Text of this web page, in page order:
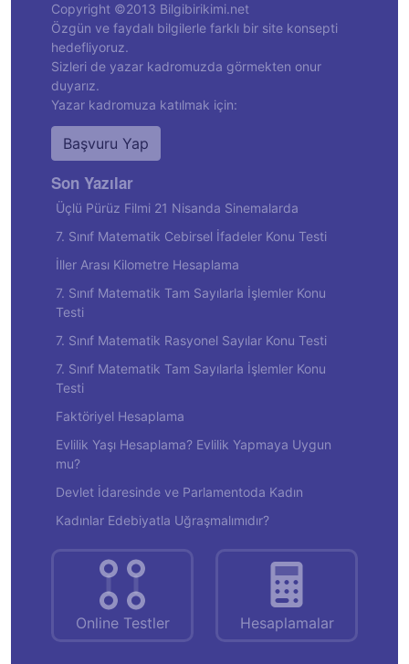
Copyright ©2013 Bilgibirikimi.net
Özgün ve faydalı bilgilerle farklı bir site konsepti
hedefliyoruz.
Sizleri de yazar kadromuzda görmekten onur
duyarız.
Yazar kadromuza katılmak için:
Başvuru Yap
Son Yazılar
Üçlü Pürüz Filmi 21 Nisanda Sinemalarda
7. Sınıf Matematik Cebirsel İfadeler Konu Testi
İller Arası Kilometre Hesaplama
7. Sınıf Matematik Tam Sayılarla İşlemler Konu
Testi
7. Sınıf Matematik Rasyonel Sayılar Konu Testi
7. Sınıf Matematik Tam Sayılarla İşlemler Konu
Testi
Faktöriyel Hesaplama
Evlilik Yaşı Hesaplama? Evlilik Yapmaya Uygun
mu?
Devlet İdaresinde ve Parlamentoda Kadın
Kadınlar Edebiyatla Uğraşmalımıdır?
Online Testler Hesaplamalar